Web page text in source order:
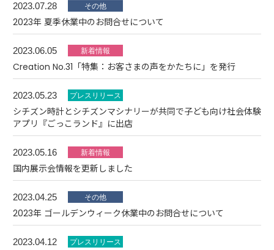
2023.07.28
2023年 夏季休業中のお問合せについて
2023.06.05
Creation No.31「特集：お客さまの声をかたちに」を発行
2023.05.23
シチズン時計とシチズンマシナリーが共同で子ども向け社会体験
アプリ『ごっこランド』に出店
2023.05.16
国内展示会情報を更新しました
2023.04.25
2023年 ゴールデンウィーク休業中のお問合せについて
2023.04.12